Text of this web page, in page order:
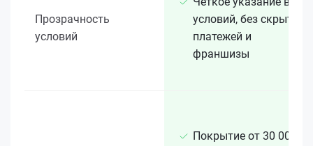
Прозрачность
условий
условий, без скрытых
платежей и
франшизы
Покрытие от 30 000 €